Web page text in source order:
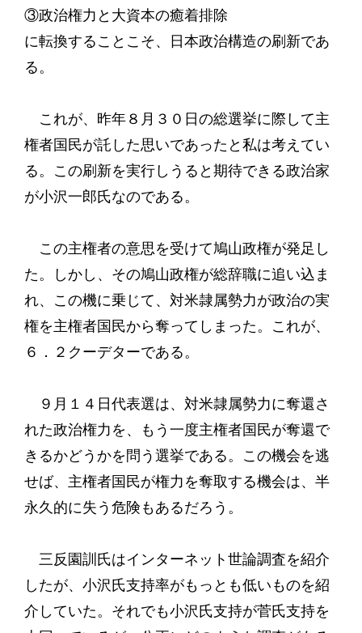
③政治権力と大資本の癒着排除
に転換することこそ、日本政治構造の刷新であ
る。
これが、昨年８月３０日の総選挙に際して主
権者国民が託した思いであったと私は考えてい
る。この刷新を実行しうると期待できる政治家
が小沢一郎氏なのである。
この主権者の意思を受けて鳩山政権が発足し
た。しかし、その鳩山政権が総辞職に追い込ま
れ、この機に乗じて、対米隷属勢力が政治の実
権を主権者国民から奪ってしまった。これが、
６．２クーデターである。
９月１４日代表選は、対米隷属勢力に奪還さ
れた政治権力を、もう一度主権者国民が奪還で
きるかどうかを問う選挙である。この機会を逃
せば、主権者国民が権力を奪取する機会は、半
永久的に失う危険もあるだろう。
三反園訓氏はインターネット世論調査を紹介
したが、小沢氏支持率がもっとも低いものを紹
介していた。それでも小沢氏支持が菅氏支持を